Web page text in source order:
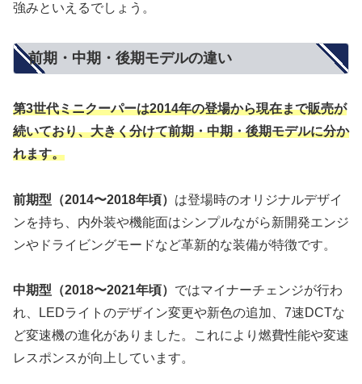
強みといえるでしょう。
前期・中期・後期モデルの違い
第3世代ミニクーパーは2014年の登場から現在まで販売が
続いており、大きく分けて前期・中期・後期モデルに分か
れます。
前期型（2014〜2018年頃） は登場時のオリジナルデザイ
ンを持ち、内外装や機能面はシンプルながら新開発エンジ
ンやドライビングモードなど革新的な装備が特徴です。
中期型（2018〜2021年頃） ではマイナーチェンジが行わ
れ、LEDライトのデザイン変更や新色の追加、7速DCTな
ど変速機の進化がありました。これにより燃費性能や変速
レスポンスが向上しています。